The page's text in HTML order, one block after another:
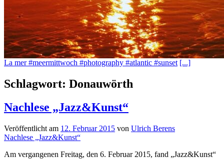
La mer #meermittwoch #photography #atlantic #sunset [...]
Schlagwort: Donauwörth
Nachlese „Jazz&Kunst“
Veröffentlicht am 12. Februar 2015 von Ulrich Berens
Nachlese „Jazz&Kunst“
Am vergangenen Freitag, den 6. Februar 2015, fand „Jazz&Kunst“